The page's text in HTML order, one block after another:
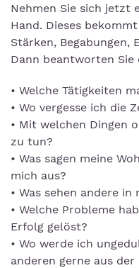
Nehmen Sie sich jetzt
Hand. Dieses
Stärken, Begabungen,
Dann beantworten Sie
• Welche Tätigkeiten
• Wo vergesse ich die
• Mit welchen Dingen
zu tun?
• Was sagen meine
mich aus?
• Was sehen andere in
• Welche Probleme
Erfolg gelöst?
• Wo werde ich
anderen gerne aus